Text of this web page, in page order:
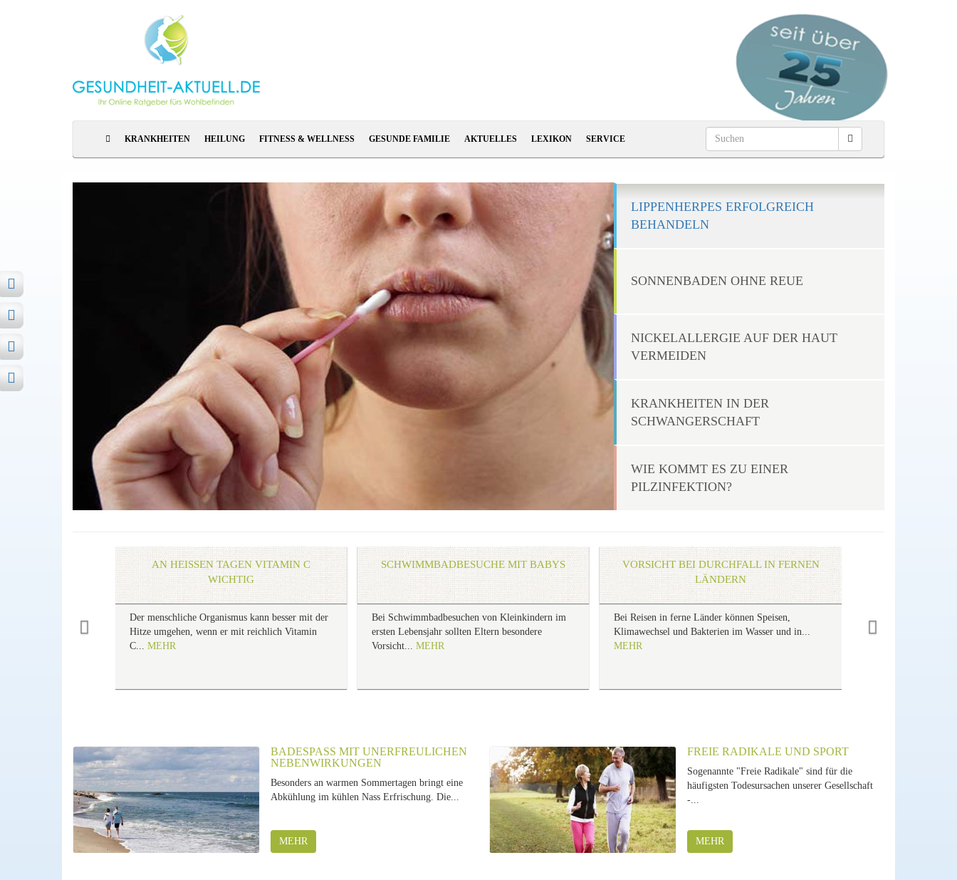
KRANKHEITEN HEILUNG FITNESS & WELLNESS GESUNDE FAMILIE AKTUELLES LEXIKON SERVICE
LIPPENHERPES ERFOLGREICH
BEHANDELN
SONNENBADEN OHNE REUE
NICKELALLERGIE AUF DER HAUT
VERMEIDEN
KRANKHEITEN IN DER
SCHWANGERSCHAFT
WIE KOMMT ES ZU EINER
PILZINFEKTION?
AN HEISSEN TAGEN VITAMIN C W
ICHTIG
Der menschliche Organismus kann besser mit der
Hitze umgehen, wenn er mit reichlich Vitamin
C... MEHR
SCHWIMMBADBESUCHE MIT BABYS
Bei Schwimmbadbesuchen von Kleinkindern im
ersten Lebensjahr sollten Eltern besondere
Vorsicht... MEHR
VORSICHT BEI DURCHFALL IN FERNEN
LÄNDERN
Bei Reisen in ferne Länder können Speisen,
Klimawechsel und Bakterien im Wasser und in...
MEHR
BADESPASS MIT UNERFREULICHEN N
EBENWIRKUNGEN
Besonders an warmen Sommertagen bringt eine
Abkühlung im kühlen Nass Erfrischung. Die...
MEHR
FREIE RADIKALE UND SPORT
Sogenannte "Freie Radikale" sind für die
häufigsten Todesursachen unserer Gesellschaft
-...
MEHR